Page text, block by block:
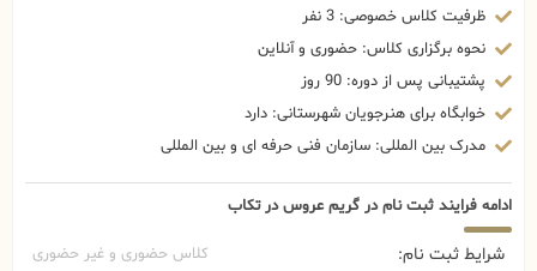
ظرفیت کلاس خصوصی: 3 نفر
نحوه برگزاری کلاس: حضوری و آنلاین
پشتیبانی پس از دوره: 90 روز
خوابگاه برای هنرجویان شهرستانی: دارد
مدرک بین المللی: سازمان فنی حرفه ای و بین المللی
ادامه فرایند ثبت نام در گریم عروس در تکاب
شرایط ثبت نام: کلاس حضوری و غیر حضوری